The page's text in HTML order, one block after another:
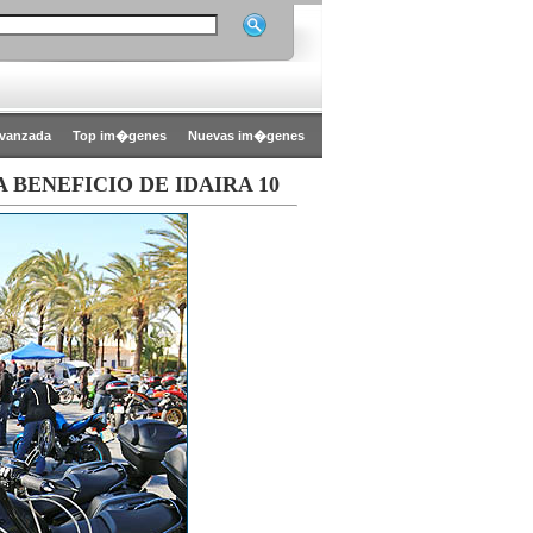
Top im�genes Nuevas im�genes
BENEFICIO DE IDAIRA 10